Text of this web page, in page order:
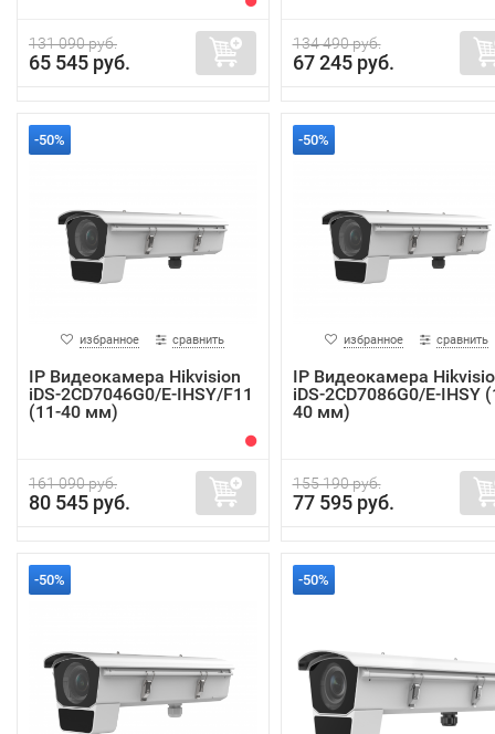
131 090 руб.
65 545 руб.
134 490 руб.
67 245 руб.
-50%
избранное сравнить
IP Видеокамера Hikvision
iDS-2CD7046G0/E-IHSY/F11
(11-40 мм)
161 090 руб.
80 545 руб.
-50%
избранное сравнить
IP Видеокамера
iDS-2CD7086G0/E-IHSY
40 мм)
155 190 руб.
77 595 руб.
-50% -50%